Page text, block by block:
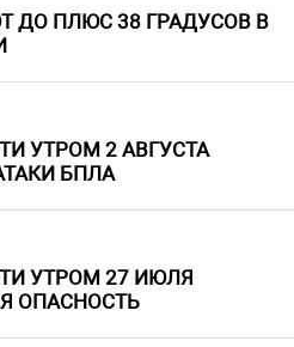
ДО ПЛЮС 38 ГРАДУСОВ В
УТРОМ 2 АВГУСТА
БПЛА
УТРОМ 27 ИЮЛЯ
ОПАСНОСТЬ